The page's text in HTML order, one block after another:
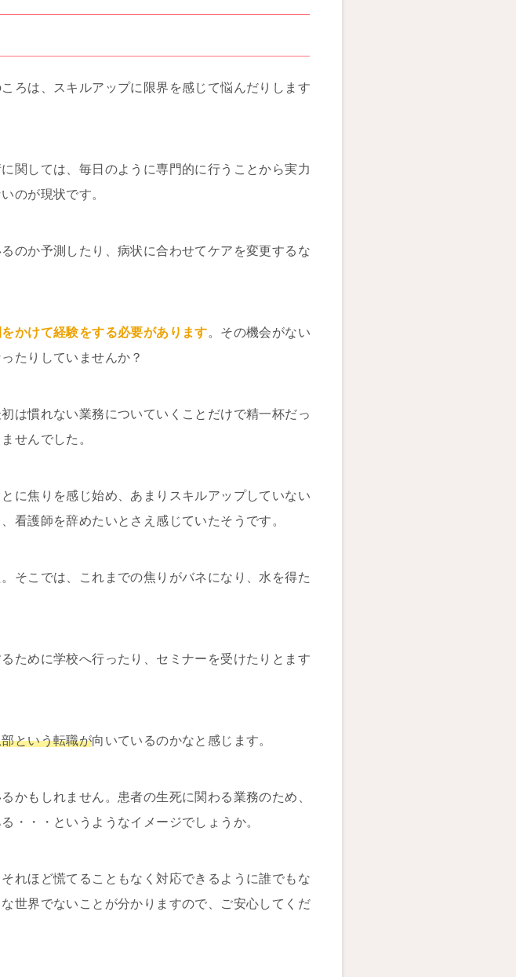
ろは、スキルアップに限界を感じて悩んだりします
関しては、毎日のように専門的に行うことから実力
のが現状です。
のか予測したり、病状に合わせてケアを変更するな
かけて経験をする必要があります。その機会がない
たりしていませんか？
は慣れない業務についていくことだけで精一杯だっ
せんでした。
に焦りを感じ始め、あまりスキルアップしていない
看護師を辞めたいとさえ感じていたそうです。
そこでは、これまでの焦りがバネになり、水を得た
ために学校へ行ったり、セミナーを受けたりとます
という転職が向いているのかなと感じます。
かもしれません。患者の生死に関わる業務のため、
・・・というようなイメージでしょうか。
れほど慌てることもなく対応できるように誰でもな
世界でないことが分かりますので、ご安心してくだ